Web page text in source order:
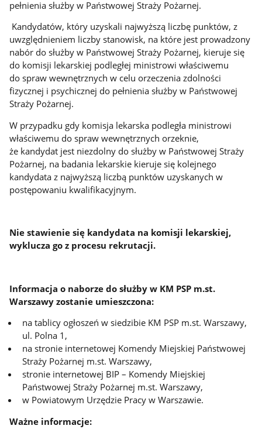
pełnienia służby w Państwowej Straży Pożarnej.
Kandydatów, który uzyskali najwyższą liczbę punktów, z
uwzględnieniem liczby stanowisk, na które jest prowadzony
nabór do służby w Państwowej Straży Pożarnej, kieruje się
do komisji lekarskiej podległej ministrowi właściwemu
do spraw wewnętrznych w celu orzeczenia zdolności
fizycznej i psychicznej do pełnienia służby w Państwowej
Straży Pożarnej.
W przypadku gdy komisja lekarska podległa ministrowi
właściwemu do spraw wewnętrznych orzeknie,
że kandydat jest niezdolny do służby w Państwowej Straży
Pożarnej, na badania lekarskie kieruje się kolejnego
kandydata z najwyższą liczbą punktów uzyskanych w
postępowaniu kwalifikacyjnym.
Nie stawienie się kandydata na komisji lekarskiej,
wyklucza go z procesu rekrutacji.
Informacja o naborze do służby w KM PSP m.st.
Warszawy zostanie umieszczona:
na tablicy ogłoszeń w siedzibie KM PSP m.st. Warszawy,
ul. Polna 1,
na stronie internetowej Komendy Miejskiej Państwowej
Straży Pożarnej m.st. Warszawy,
stronie internetowej BIP – Komendy Miejskiej
Państwowej Straży Pożarnej m.st. Warszawy,
w Powiatowym Urzędzie Pracy w Warszawie.
Ważne informacje: